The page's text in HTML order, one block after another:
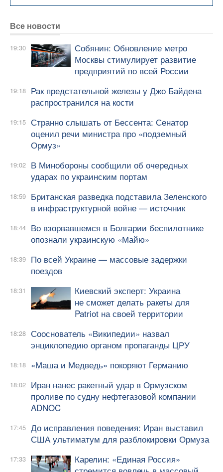
Все новости
19:30
Собянин: Обновление метро
Москвы стимулирует развитие
предприятий по всей России
19:18 Рак предстательной железы у Джо Байдена
распространился на кости
19:15 Странно слышать от Бессента: Сенатор
оценил речи министра про «подземный
Ормуз»
19:02 В Минобороны сообщили об очередных
ударах по украинским портам
18:59 Британская разведка подставила Зеленского
в инфраструктурной войне — источник
18:44 Во взорвавшемся в Болгарии беспилотнике
опознали украинскую «Майю»
18:39 По всей Украине — массовые задержки
поездов
18:31
Киевский эксперт: Украина
не сможет делать ракеты для
Patriot на своей территории
18:28 Сооснователь «Википедии» назвал
энциклопедию органом пропаганды ЦРУ
18:18 «Маша и Медведь» покоряют Германию
18:02 Иран нанес ракетный удар в Ормузском
проливе по судну нефтегазовой компании
ADNOC
17:45 До исправления поведения: Иран выставил
США ультиматум для разблокировки Ормуза
17:33
Карелин: «Единая Россия»